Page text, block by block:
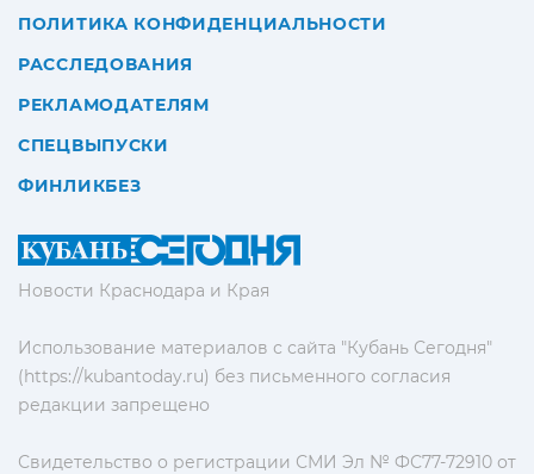
Новости Краснодара и Края
Использование материалов с сайта "Кубань Сегодня"
(https://kubantoday.ru) без письменного согласия
редакции запрещено
Свидетельство о регистрации СМИ Эл № ФС77-72910 от
ПОЛИТИКА КОНФИДЕНЦИАЛЬНОСТИ
РАССЛЕДОВАНИЯ
РЕКЛАМОДАТЕЛЯМ
СПЕЦВЫПУСКИ
ФИНЛИКБЕЗ